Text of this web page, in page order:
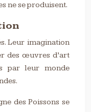
ne se produisent.
Leur imagination
des œuvres d’art
par leur monde
des Poissons se